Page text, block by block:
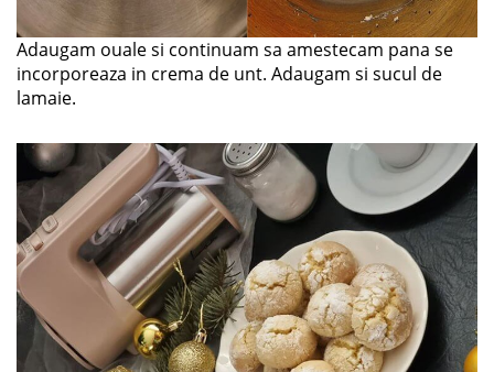
Adaugam ouale si continuam sa amestecam pana se
incorporeaza in crema de unt. Adaugam si sucul de
lamaie.